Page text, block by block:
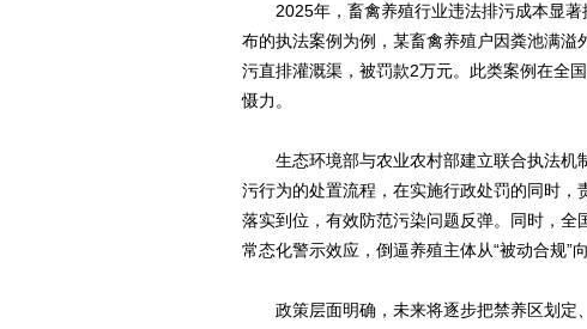
2025年，畜禽养殖行业违法排污成本显著
布的执法案例为例，某畜禽养殖户因粪池满
污直排灌溉渠，被罚款2万元。此类案例在全
慑力。
生态环境部与农业农村部建立联合执法机
污行为的处置流程，在实施行政处罚的同时
落实到位，有效防范污染问题反弹。同时，
常态化警示效应，倒逼养殖主体从“被动合规”向
政策层面明确，未来将逐步把禁养区划定